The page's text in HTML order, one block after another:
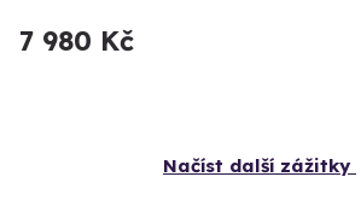
7 980 Kč
Načíst další zážitky